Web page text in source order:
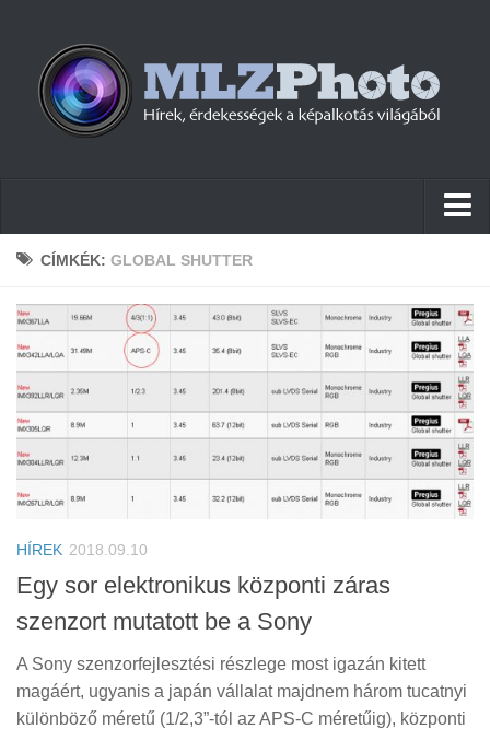
Hírek
Cikkek
Szoftver
Firmware
Tudástár
Tanácsok
Érdekességek
Helyszíni Riport
E-BB
CÍMKÉK: GLOBAL SHUTTER
HÍREK 2018.09.10
Egy sor elektronikus központi záras
szenzort mutatott be a Sony
A Sony szenzorfejlesztési részlege most igazán kitett
magáért, ugyanis a japán vállalat majdnem három tucatnyi
különböző méretű (1/2,3”-tól az APS-C méretűig), központi